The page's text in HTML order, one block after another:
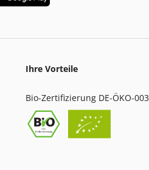
Ihre Vorteile
Bio-Zertifizierung DE-ÖKO-003